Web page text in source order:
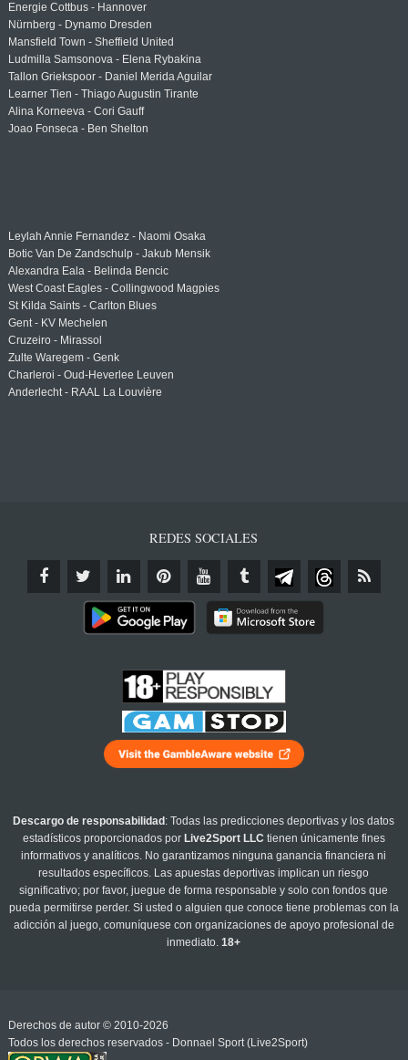
Energie Cottbus - Hannover
Nürnberg - Dynamo Dresden
Mansfield Town - Sheffield United
Ludmilla Samsonova - Elena Rybakina
Tallon Griekspoor - Daniel Merida Aguilar
Learner Tien - Thiago Augustin Tirante
Alina Korneeva - Cori Gauff
Joao Fonseca - Ben Shelton
Leylah Annie Fernandez - Naomi Osaka
Botic Van De Zandschulp - Jakub Mensik
Alexandra Eala - Belinda Bencic
West Coast Eagles - Collingwood Magpies
St Kilda Saints - Carlton Blues
Gent - KV Mechelen
Cruzeiro - Mirassol
Zulte Waregem - Genk
Charleroi - Oud-Heverlee Leuven
Anderlecht - RAAL La Louvière
REDES SOCIALES
Descargo de responsabilidad : Todas las predicciones deportivas y los datos
estadísticos proporcionados por Live2Sport LLC tienen únicamente fines
informativos y analíticos. No garantizamos ninguna ganancia financiera ni
resultados específicos. Las apuestas deportivas implican un riesgo
significativo; por favor, juegue de forma responsable y solo con fondos que
pueda permitirse perder. Si usted o alguien que conoce tiene problemas con la
adicción al juego, comuníquese con organizaciones de apoyo profesional de
inmediato.18+
Derechos de autor © 2010-2026
Todos los derechos reservados - Donnael Sport (Live2Sport)